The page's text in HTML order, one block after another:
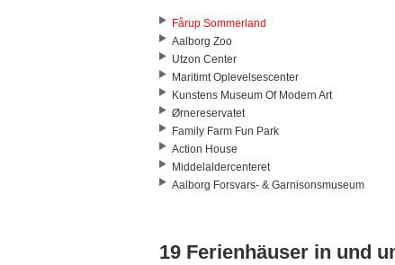
Fårup Sommerland
Aalborg Zoo
Utzon Center
Maritimt Oplevelsescenter
Kunstens Museum Of Modern Art
Ørnereservatet
Family Farm Fun Park
Action House
Middelaldercenteret
Aalborg Forsvars- & Garnisonsmuseum
19 Ferienhäuser in und